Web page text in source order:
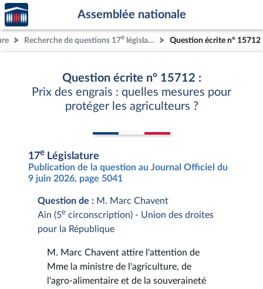
Aller au contenu
Aller en bas de la page
Accèder
à la
page
d'accueil
Assemblée nationale
Recherche de questions 17e législature Question écrite n° 15712
Question écrite n° 15712 :
Prix des engrais : quelles mesures pour
protéger les agriculteurs ?
17e Législature
Publication de la question au Journal Officiel du
9 juin 2026, page 5041
Question de : M. Marc Chavent
Ain (5e circonscription) - Union des droites
pour la République
M. Marc Chavent attire l'attention de
Mme la ministre de l'agriculture, de
l'agro-alimentaire et de la souveraineté